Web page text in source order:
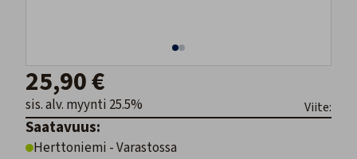
25,90 €
sis. alv. myynti 25.5% Viite:
Saatavuus:
Herttoniemi - Varastossa